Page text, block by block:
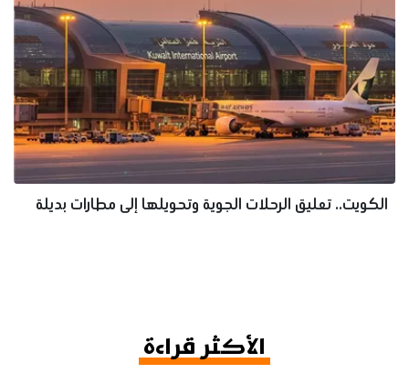
الكويت.. تعليق الرحلات الجوية وتحويلها إلى مطارات بديلة
الأكثر قراءة